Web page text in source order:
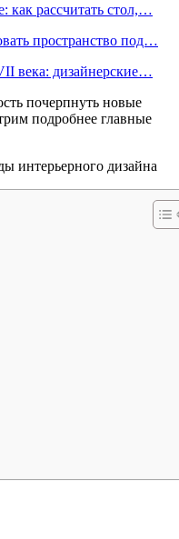
как рассчитать стол,…
пространство под…
века: дизайнерские…
почерпнуть новые
подробнее главные